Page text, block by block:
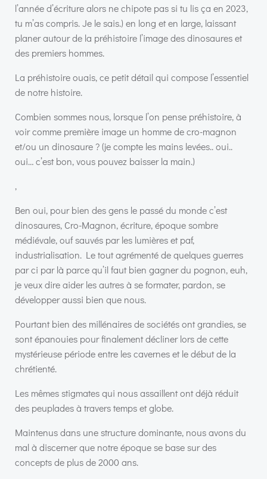
l’année d’écriture alors ne chipote pas si tu lis ça en 2023,
tu m’as compris. Je le sais.) en long et en large, laissant
planer autour de la préhistoire l’image des dinosaures et
des premiers hommes.
La préhistoire ouais, ce petit détail qui compose l’essentiel
de notre histoire.
Combien sommes nous, lorsque l’on pense préhistoire, à
voir comme première image un homme de cro-magnon
et/ou un dinosaure ? (je compte les mains levées.. oui..
oui… c’est bon, vous pouvez baisser la main.)
,
Ben oui, pour bien des gens le passé du monde c’est
dinosaures, Cro-Magnon, écriture, époque sombre
médiévale, ouf sauvés par les lumières et paf,
industrialisation. Le tout agrémenté de quelques guerres
par ci par là parce qu’il faut bien gagner du pognon, euh,
je veux dire aider les autres à se formater, pardon, se
développer aussi bien que nous.
Pourtant bien des millénaires de sociétés ont grandies, se
sont épanouies pour finalement décliner lors de cette
mystérieuse période entre les cavernes et le début de la
chrétienté.
Les mêmes stigmates qui nous assaillent ont déjà réduit
des peuplades à travers temps et globe.
Maintenus dans une structure dominante, nous avons du
mal à discerner que notre époque se base sur des
concepts de plus de 2000 ans.